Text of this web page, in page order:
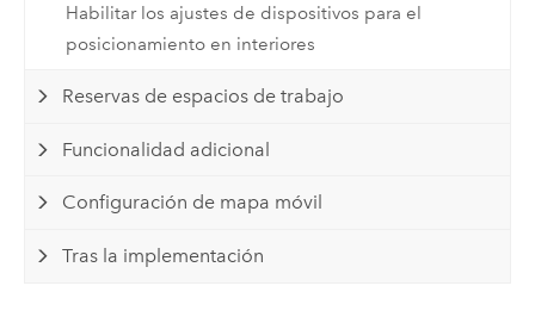
Habilitar los ajustes de dispositivos para el
posicionamiento en interiores
Reservas de espacios de trabajo
Funcionalidad adicional
Configuración de mapa móvil
Tras la implementación